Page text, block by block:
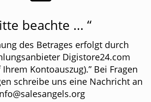
beachte ... “
des Betrages erfolgt durch
Digistore24.com
Kontoauszug).” Bei Fragen
schreibe uns eine Nachricht an